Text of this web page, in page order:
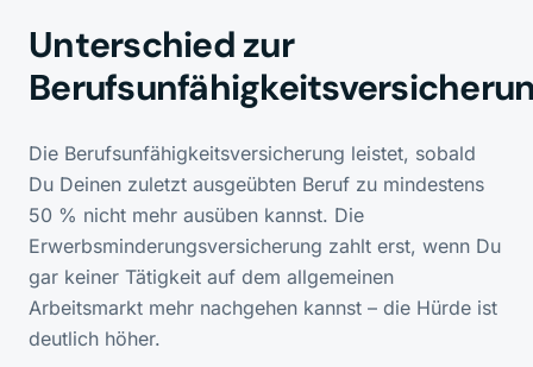
Unterschied zur
Die Berufsunfähigkeitsversicherung leistet, sobald
Du Deinen zuletzt ausgeübten Beruf zu mindestens
50 % nicht mehr ausüben kannst. Die
Erwerbsminderungsversicherung zahlt erst, wenn Du
gar keiner Tätigkeit auf dem allgemeinen
Arbeitsmarkt mehr nachgehen kannst – die Hürde ist
deutlich höher.